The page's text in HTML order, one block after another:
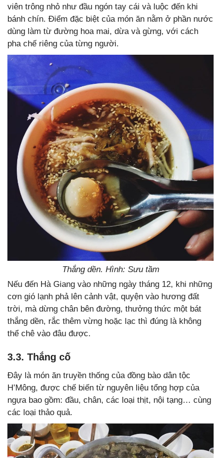
viên trông nhỏ như đầu ngón tay cái và luộc đến khi
bánh chín. Điểm đặc biệt của món ăn nằm ở phần nước
dùng làm từ đường hoa mai, dừa và gừng, với cách
pha chế riêng của từng người.
Thắng dền. Hình: Sưu tầm
Nếu đến Hà Giang vào những ngày tháng 12, khi những
cơn gió lạnh phả lên cảnh vật, quyện vào hương đất
trời, mà dừng chân bên đường, thưởng thức một bát
thắng dền, rắc thêm vừng hoặc lạc thì đúng là không
thể chê vào đâu được.
3.3. Thắng cố
Đây là món ăn truyền thống của đồng bào dân tộc
H’Mông, được chế biến từ nguyên liệu tổng hợp của
ngựa bao gồm: đầu, chân, các loại thịt, nội tạng… cùng
các loại thảo quả.